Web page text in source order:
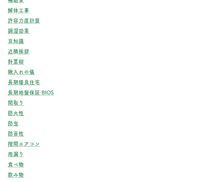
解体工事
許容力度計算
調湿効果
豆知識
近隣挨拶
針葉樹
鍬入れの儀
長期優良住宅
長期地盤保証 BIOS
間取り
防火性
防虫
防音性
階間エアコン
雨漏り
食べ物
飲み物